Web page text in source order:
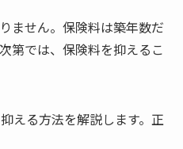
ません。保険料は築年数だ
第では、保険料を抑えるこ
える方法を解説します。正